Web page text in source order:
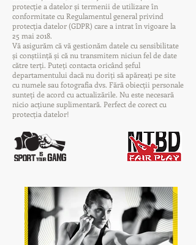
protecție a datelor și termenii de utilizare în
conformitate cu Regulamentul general privind
protecția datelor (GDPR) care a intrat în vigoare la
25 mai 2018.
Vă asigurăm că vă gestionăm datele cu sensibilitate
și conștiință și că nu transmitem niciun fel de date
către terți. Puteți contacta oricând șeful
departamentului dacă nu doriți să apăreați pe site
cu numele sau fotografia dvs. Fără obiecții personale
sunteți de acord cu actualizările. Nu este necesară
nicio acțiune suplimentară. Perfect de corect cu
protecția datelor!